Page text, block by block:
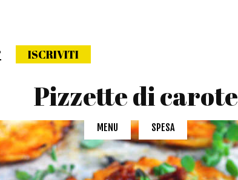
naturale
ISCRIVITI
Pizzette di carote
MENU SPESA